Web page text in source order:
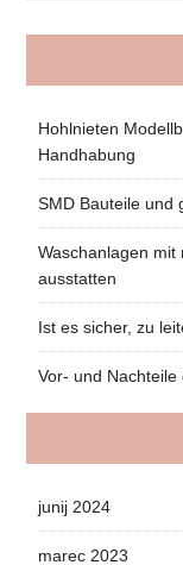
Hohlnieten
Handhabung
SMD Bauteile und
Waschanlagen mit
ausstatten
Ist es sicher, zu
Vor- und
junij 2024
marec 2023